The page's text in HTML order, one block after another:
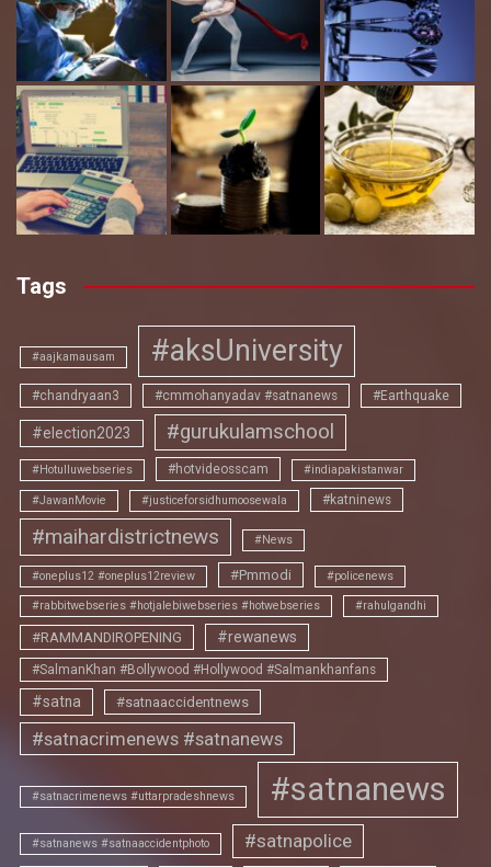
Tags
#aajkamausam #aksUniversity
#chandryaan3 #cmmohanyadav #satnanews #Earthquake
#election2023 #gurukulamschool
#Hotulluwebseries #hotvideosscam #indiapakistanwar
#JawanMovie #justiceforsidhumoosewala #katninews
#maihardistrictnews #News
#oneplus12 #oneplus12review #Pmmodi #policenews
#rabbitwebseries #hotjalebiwebseries #hotwebseries #rahulgandhi
#RAMMANDIROPENING #rewanews
#SalmanKhan #Bollywood #Hollywood #Salmankhanfans
#satna #satnaaccidentnews
#satnacrimenews #satnanews
#satnacrimenews #uttarpradeshnews #satnanews
#satnanews #satnaaccidentphoto #satnapolice